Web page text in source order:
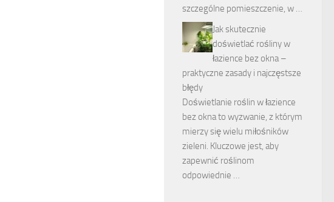
szczególne pomieszczenie, w …
Jak skutecznie
doświetlać rośliny w
łazience bez okna –
praktyczne zasady i najczęstsze
błędy
Doświetlanie roślin w łazience
bez okna to wyzwanie, z którym
mierzy się wielu miłośników
zieleni. Kluczowe jest, aby
zapewnić roślinom
odpowiednie …